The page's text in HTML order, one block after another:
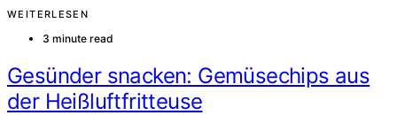
WEITERLESEN
3 minute read
Gesünder snacken: Gemüsechips aus
der Heißluftfritteuse